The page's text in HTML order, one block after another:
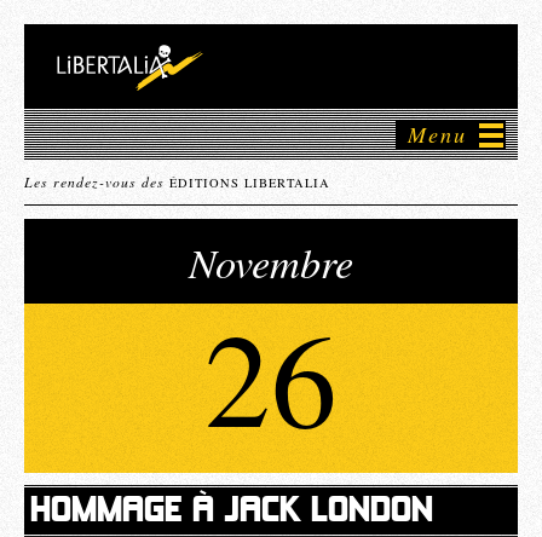
Menu
Les rendez-vous des ÉDITIONS LIBERTALIA
HOMMAGE À JACK LONDON
26
Novembre